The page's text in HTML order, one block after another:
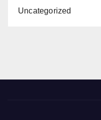
Uncategorized